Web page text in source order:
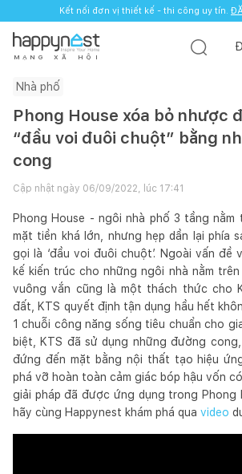
Kết nối đơn vị thiết kế - thi công uy tín.
M Ạ N G X Ã H Ộ I
Nhà phố
Phong House xóa bỏ nhược
“đầu voi đuôi chuột” bằng
cong
Cập nhật ngày 06/09/2022, lúc 17:41
Phong House - ngôi nhà phố 3 tầng nằm
mặt tiền khá lớn, nhưng hẹp dần lại phía
gọi là ‘đầu voi đuôi chuột’. Ngoài vấn đề
kế kiến trúc cho những ngôi nhà nằm
vuông vắn cũng là một thách thức cho
đất, KTS quyết định tận dụng hầu hết
1 chuỗi công năng sống tiêu chuẩn cho
biệt, KTS đã sử dụng những đường
đứng đến mặt bằng nội thất tạo hiệu
phá vỡ hoàn toàn cảm giác bóp hậu vốn
giải pháp đã được ứng dụng trong Phong
hãy cùng Happynest khám phá qua video